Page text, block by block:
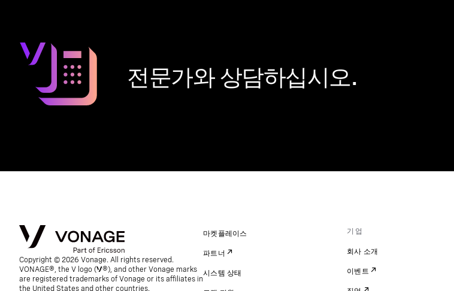
전문가와 상담하십시오.
Copyright © 2026 Vonage. All rights reserved.
VONAGE®, the V logo (
®), and other Vonage marks
are registered trademarks of Vonage or its affiliates in
the United States and other countries.
마켓플레이스
파트너
시스템 상태
기업
회사 소개
이벤트